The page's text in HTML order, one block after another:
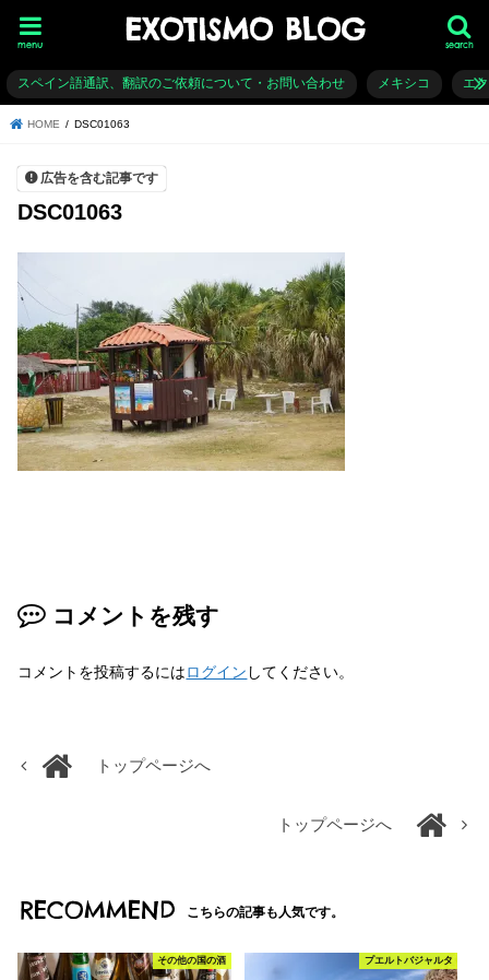
EXOTISMO BLOG search
menu
スペイン語通訳、翻訳のご依頼について・お問い合わせ メキシコ エ
HOME DSC01063
広告を含む記事です
DSC01063
コメントを残す
コメントを投稿するにはログイン してください。
トップページへ
トップページへ
RECOMMEND こちらの記事も人気です。
その他の国の酒 プエルトバジャルタ